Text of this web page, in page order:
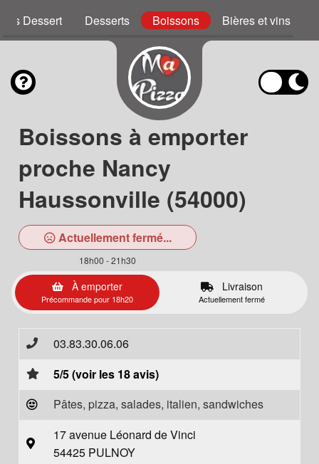
Dessert Desserts Boissons Bières et vins
Boissons à emporter
proche Nancy
Haussonville (54000)
Actuellement fermé...
18h00 - 21h30
À emporter
Précommande pour 18h20
Livraison
Actuellement fermé
03.83.30.06.06
5/5 (voir les 18 avis)
Pâtes, pizza, salades, italien, sandwiches
17 avenue Léonard de Vinci
54425 PULNOY